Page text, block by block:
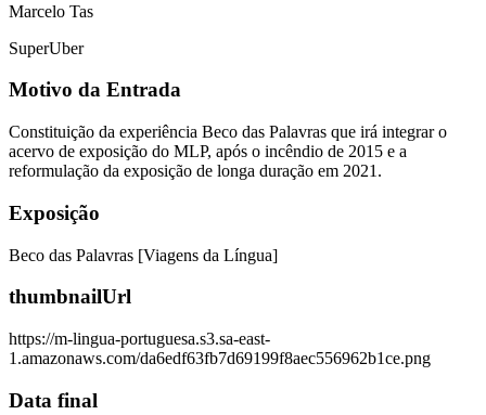
Marcelo Tas
SuperUber
Motivo da Entrada
Constituição da experiência Beco das Palavras que irá integrar o
acervo de exposição do MLP, após o incêndio de 2015 e a
reformulação da exposição de longa duração em 2021.
Exposição
Beco das Palavras [Viagens da Língua]
thumbnailUrl
https://m-lingua-portuguesa.s3.sa-east-
1.amazonaws.com/da6edf63fb7d69199f8aec556962b1ce.png
Data final